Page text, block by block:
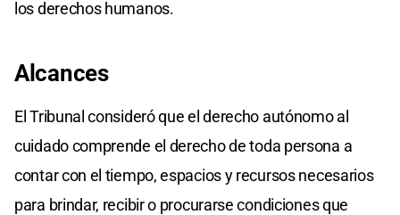
los derechos humanos.
Alcances
El Tribunal consideró que el derecho autónomo al
cuidado comprende el derecho de toda persona a
contar con el tiempo, espacios y recursos necesarios
para brindar, recibir o procurarse condiciones que